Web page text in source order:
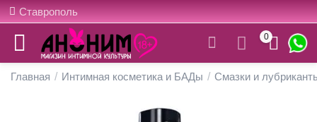
Ставрополь
0
Главная / Интимная косметика и БАДы / Смазки и